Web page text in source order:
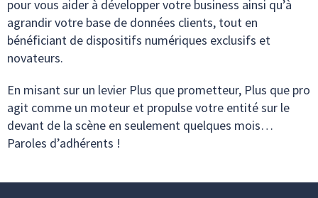
pour vous aider à développer votre business ainsi qu’à
agrandir votre base de données clients, tout en
bénéficiant de dispositifs numériques exclusifs et
novateurs.
En misant sur un levier Plus que prometteur, Plus que pro
agit comme un moteur et propulse votre entité sur le
devant de la scène en seulement quelques mois…
Paroles d’adhérents !